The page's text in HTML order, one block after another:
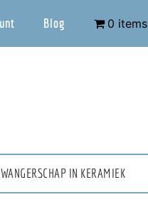
Blog 0 items
IN KERAMIEK